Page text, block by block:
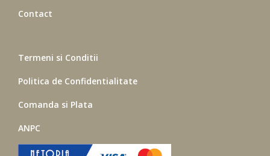
Contact
Termeni si Conditii
Politica de Confidentialitate
Comanda si Plata
ANPC